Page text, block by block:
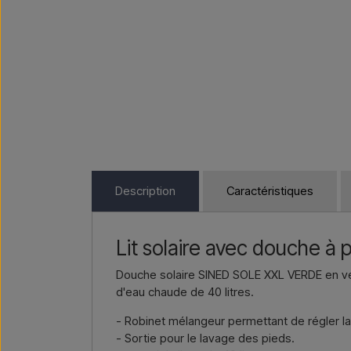
Description Caractéristiques
Lit solaire avec douche à
Douche solaire SINED SOLE XXL VERDE
d'eau chaude de 40 litres.
- Robinet mélangeur permettant de régler
- Sortie pour le lavage des pieds.